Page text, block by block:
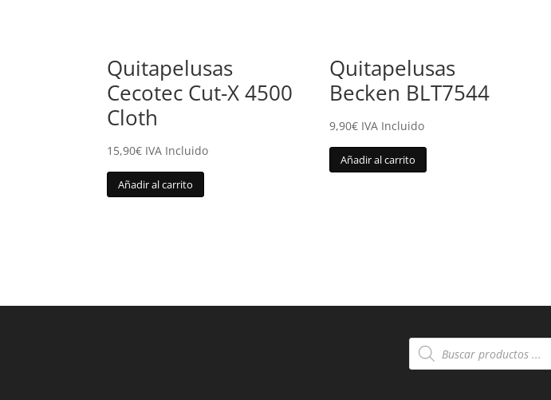
Quitapelusas
Cecotec Cut-X 4500
Cloth
15,90€ IVA Incluido
Añadir al carrito
Quitapelusas
Becken BLT7544
9,90€ IVA Incluido
Añadir al carrito
Búsqueda
de